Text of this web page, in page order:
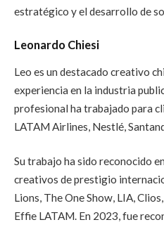
estratégico y el desarrollo de
Leonardo Chiesi
Leo es un destacado creativo
experiencia en la industria
profesional ha trabajado para
LATAM Airlines, Nestlé,
Su trabajo ha sido reconocido
creativos de prestigio
Lions, The One Show, LIA,
Effie LATAM. En 2023, fue